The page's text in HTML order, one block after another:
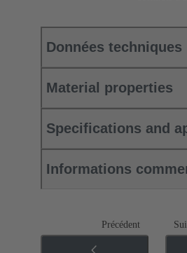
Données techniques
Material properties
Specifications and
Informations
Précédent